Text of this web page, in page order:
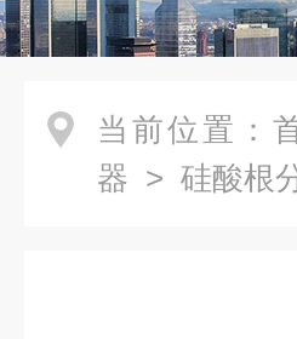
当前位置：
器 > 硅酸根